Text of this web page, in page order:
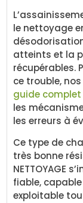
le nettoyage
atteints et la
récupérables.
ce trouble,
guide complet
les
les erreurs à
Ce type de
très bonne
NETTOYAGE
fiable,
exploitable